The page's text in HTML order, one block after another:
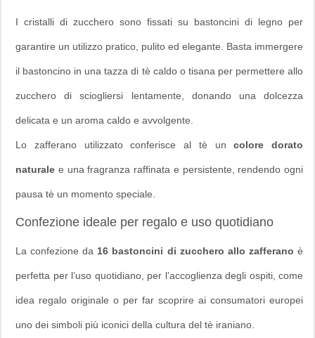
I cristalli di zucchero sono fissati su bastoncini di legno per
garantire un utilizzo pratico, pulito ed elegante. Basta immergere
il bastoncino in una tazza di tè caldo o tisana per permettere allo
zucchero di sciogliersi lentamente, donando una dolcezza
delicata e un aroma caldo e avvolgente.
Lo zafferano utilizzato conferisce al tè uncolore dorato
naturale e una fragranza raffinata e persistente, rendendo ogni
pausa tè un momento speciale.
Confezione ideale per regalo e uso quotidiano
La confezione da 16 bastoncini di zucchero allo zafferano è
perfetta per l’uso quotidiano, per l’accoglienza degli ospiti, come
idea regalo originale o per far scoprire ai consumatori europei
uno dei simboli più iconici della cultura del tè iraniano.